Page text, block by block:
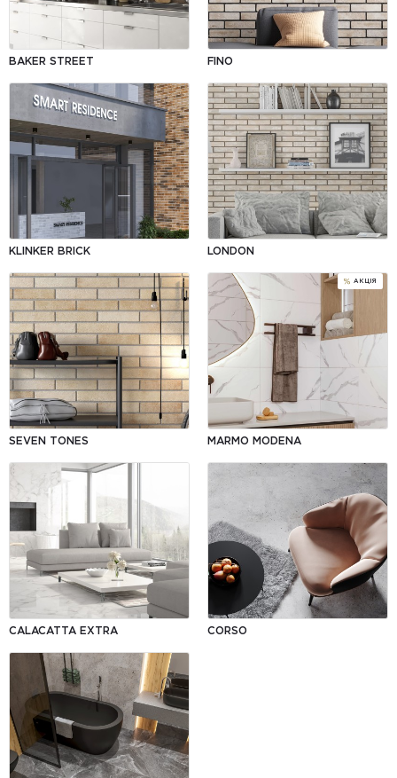
BAKER STREET FINO
KLINKER BRICK LONDON
SEVEN TONES MARMO MODENA
CALACATTA EXTRA CORSO